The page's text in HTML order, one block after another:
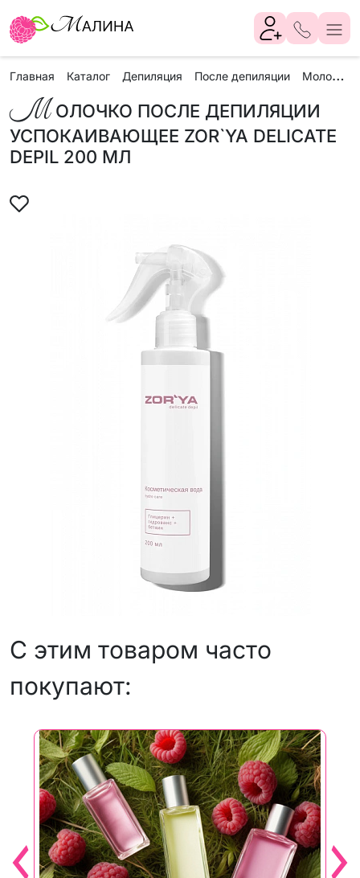
Главная Каталог Депиляция После депиляции М
олочко после депиляции успокаивающее ZOR`YA delicate depil 200 мл
М ОЛОЧКО ПОСЛЕ ДЕПИЛЯЦИИ
УСПОКАИВАЮЩЕЕ ZOR`YA DELICATE
DEPIL 200 МЛ
С этим товаром часто
покупают: